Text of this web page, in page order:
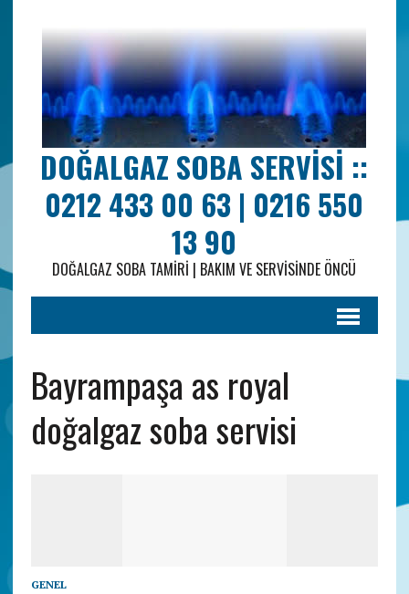
DOĞALGAZ SOBA SERVISI ::
0212 433 00 63 | 0216 550
13 90
DOĞALGAZ SOBA TAMIRI | BAKIM VE SERVISINDE ÖNCÜ
Bayrampaşa as royal
doğalgaz soba servisi
GENEL